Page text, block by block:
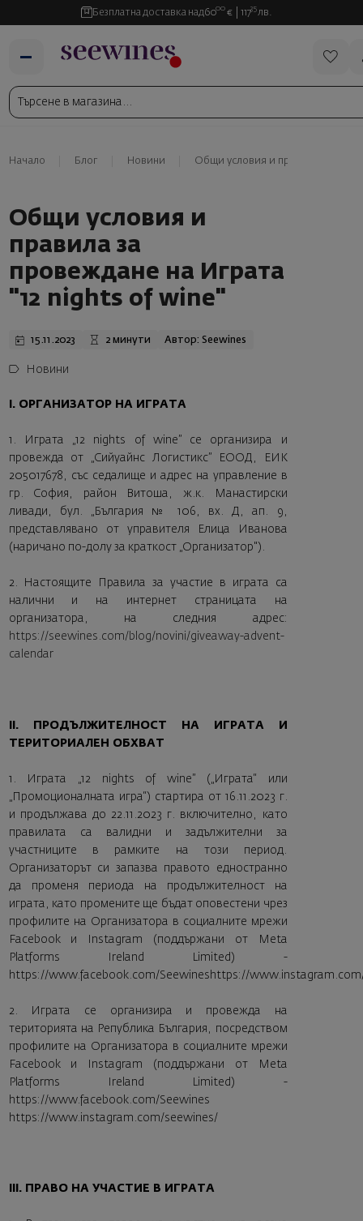
Безплатна доставка над6000 € 11735 лв.
Начало Блог Новини Общи условия и правила за
Общи условия и
правила за
провеждане на Играта
"12 nights of wine"
15.11.2023 2 минути Автор: Seewines
Новини
I. ОРГАНИЗАТОР НА ИГРАТА
1. Играта „12 nights of wine” се организира и
провежда от „Сийуайнс Логистикс” ЕООД, ЕИК
205017678, със седалище и адрес на управление в
гр. София, район Витоша, ж.к. Манастирски
ливади, бул. „България № 106, вх. Д, ап. 9,
представлявано от управителя Елица Иванова
(наричано по-долу за краткост „Организатор").
2. Настоящите Правила за участие в играта са
налични и на интернет страницата на
организатора, на следния адрес:
https://seewines.com/blog/novini/giveaway-advent-
calendar
II. ПРОДЪЛЖИТЕЛНОСТ НА ИГРАТА И
ТЕРИТОРИАЛЕН ОБХВАТ
1. Играта „12 nights of wine” („Играта“ или
„Промоционалната игра“) стартира от 16.11.2023 г.
и продължава до 22.11.2023 г. включително, като
правилата са валидни и задължителни за
участниците в рамките на този период.
Организаторът си запазва правото едностранно
да променя периода на продължителност на
играта, като промените ще бъдат оповестени чрез
профилите на Организатора в социалните мрежи
Facebook и Instagram (поддържани от Meta
Platforms Ireland Limited) -
https://www.facebook.com/Seewines https://
2. Играта се организира и провежда на
територията на Република България, посредством
профилите на Организатора в социалните мрежи
Facebook и Instagram (поддържани от Meta
Platforms Ireland Limited) -
https://www.facebook.com/Seewines
https://www.instagram.com/seewines/
III. ПРАВО НА УЧАСТИЕ В ИГРАТА